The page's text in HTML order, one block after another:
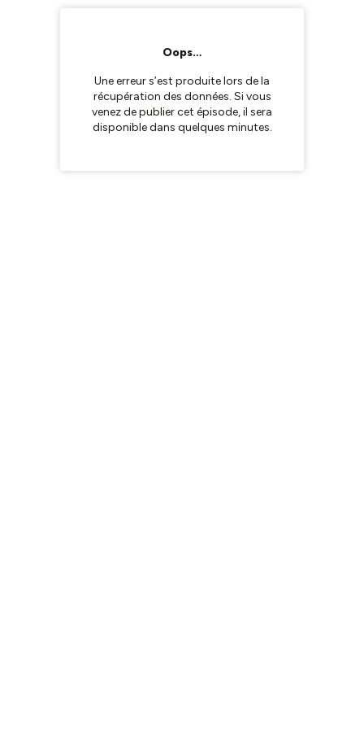
Oops…
Une erreur s’est produite lors de la
récupération des données. Si vous
venez de publier cet épisode, il sera
disponible dans quelques minutes.